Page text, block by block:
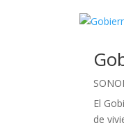
El
de